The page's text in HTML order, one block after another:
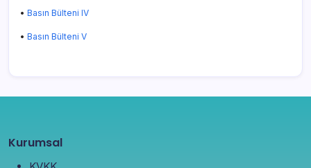
• Basın Bülteni IV
• Basın Bülteni V
Kurumsal